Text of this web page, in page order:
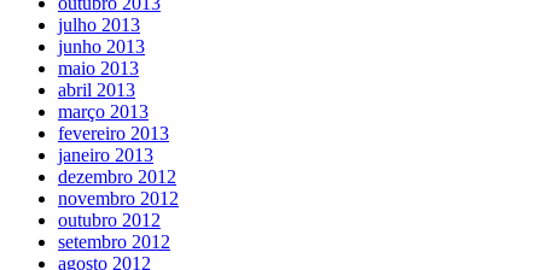
julho 2013
junho 2013
maio 2013
abril 2013
março 2013
fevereiro 2013
janeiro 2013
dezembro 2012
novembro 2012
outubro 2012
setembro 2012
agosto 2012